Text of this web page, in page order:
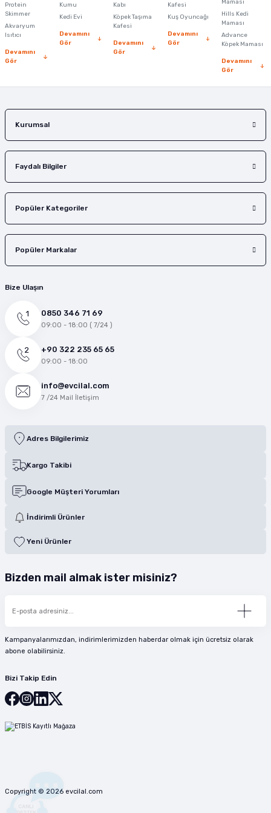
Protein
Skimmer
Akvaryum
Isıtıcı
Devamını
Gör
Kumu
Kedi Evi
Devamını
Gör
Kabı
Köpek Taşıma
Kafesi
Devamını
Gör
Kafesi
Kuş Oyuncağı
Devamını
Gör
Maması
Hills Kedi
Maması
Advance
Köpek Maması
Devamını
Gör
Kurumsal
Faydalı Bilgiler
Popüler Kategoriler
Popüler Markalar
Bize Ulaşın
0850 346 71 69
09:00 - 18:00 ( 7/24 )
+90 322 235 65 65
09:00 - 18:00
info@evcilal.com
7 /24 Mail İletişim
Adres Bilgilerimiz
Kargo Takibi
Google Müşteri Yorumları
İndirimli Ürünler
Yeni Ürünler
Bizden mail almak ister misiniz?
Kampanyalarımızdan, indirimlerimizden haberdar olmak için ücretsiz olarak
abone olabilirsiniz.
Bizi Takip Edin
Copyright © 2026 evcilal.com